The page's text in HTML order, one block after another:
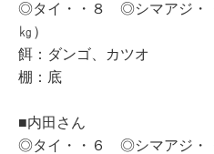
◎タイ・・８ ◎シマアジ・
㎏）
餌：ダンゴ、カツオ
棚：底
■内田さん
◎タイ・・６ ◎シマアジ